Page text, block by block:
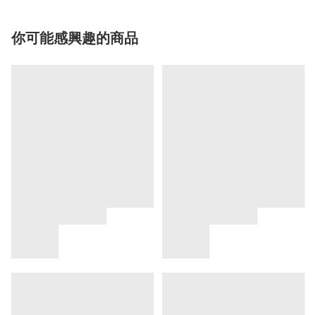
你可能感興趣的商品